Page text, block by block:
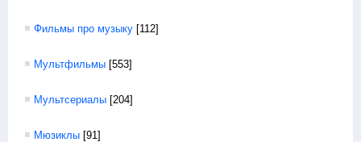
Фильмы про музыку [112]
Мультфильмы [553]
Мультсериалы [204]
Мюзиклы [91]